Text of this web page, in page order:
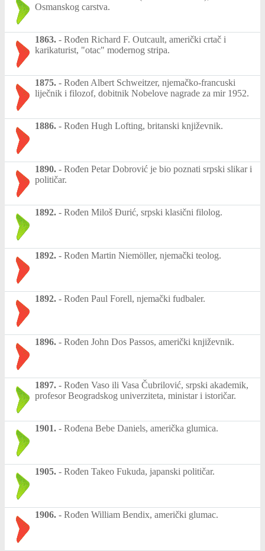
Osmanskog carstva.
1863. - Rođen Richard F. Outcault, američki crtač i
karikaturist, "otac" modernog stripa.
1875. - Rođen Albert Schweitzer, njemačko-francuski
liječnik i filozof, dobitnik Nobelove nagrade za mir 1952.
1886. - Rođen Hugh Lofting, britanski književnik.
1890. - Rođen Petar Dobrović je bio poznati srpski slikar i
političar.
1892. - Rođen Miloš Đurić, srpski klasični filolog.
1892. - Rođen Martin Niemöller, njemački teolog.
1892. - Rođen Paul Forell, njemački fudbaler.
1896. - Rođen John Dos Passos, američki književnik.
1897. - Rođen Vaso ili Vasa Čubrilović, srpski akademik,
profesor Beogradskog univerziteta, ministar i istoričar.
1901. - Rođena Bebe Daniels, američka glumica.
1905. - Rođen Takeo Fukuda, japanski političar.
1906. - Rođen William Bendix, američki glumac.